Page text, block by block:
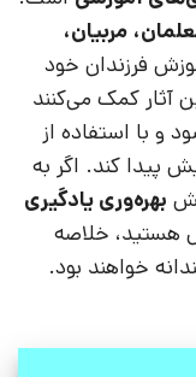
مربیان،
فرزندان خود
آثار کمک می‌کنند
و با استفاده از
پیدا کند. اگر به
بهره‌وری یادگیری
هستید، خلاصه
خواهند بود.